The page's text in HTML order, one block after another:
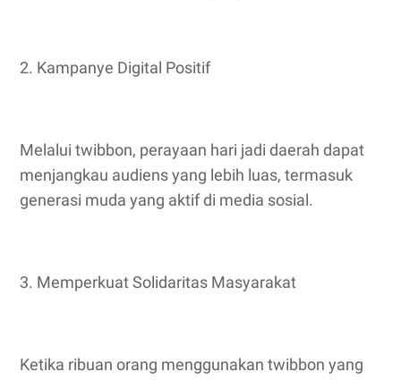
2. Kampanye Digital Positif
Melalui twibbon, perayaan hari jadi daerah dapat
menjangkau audiens yang lebih luas, termasuk
generasi muda yang aktif di media sosial.
3. Memperkuat Solidaritas Masyarakat
Ketika ribuan orang menggunakan twibbon yang